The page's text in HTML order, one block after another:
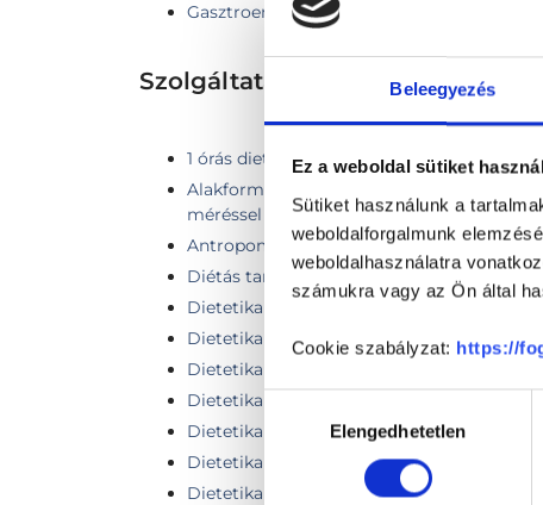
Beleegyezés
Ez a weboldal sütiket használ
Sütiket használunk a
weboldalforgalmunk
weboldalhasználatra
számukra vagy az Ön által
Cookie szabályzat: https://
kiválasztásaElengedhetetlen
Gasztroenterológia
Szolgáltatások
1 órás dietetikai tanácsadás testösszetétel
Alakformálás konzultáció dietetikai
méréssel
Antropometriai mérés és elemzés
Diétás tanácsadás
Dietetika
Dietetikai 45 perces kontroll + SECA
Dietetikai gondozás
Dietetikai gondozás videós konzultáció
Dietetikai kontroll
Dietetikai konzultáció 1. alkalom
Dietetikai konzultáció (1. vagy 2. alkalom)